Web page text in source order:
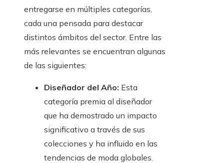
entregarse en múltiples categorías,
cada una pensada para destacar
distintos ámbitos del sector. Entre las
más relevantes se encuentran algunas
de las siguientes:
Diseñador del Año: Esta
categoría premia al diseñador
que ha demostrado un impacto
significativo a través de sus
colecciones y ha influido en las
tendencias de moda globales.